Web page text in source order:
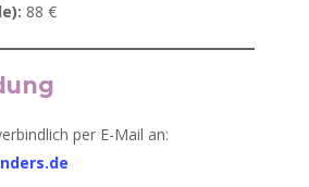
88 €
per E-Mail an: